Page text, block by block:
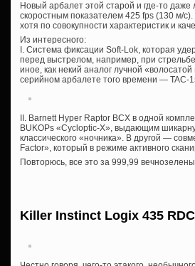
Новый арбалет этой старой и где-то
скоростным показателем 425 fps (130 м/
хотя по совокупности характеристик и
Из интересного:
I. Система фиксации Soft-Lok, которая
перед выстрелом, например, при
иное, как некий аналог лучной
серийном арбалете того времени — TAC-
II. Barnett Hyper Raptor BCX в одной
BUKOPs «Cycloptic-X», выдающим
классического «ночника». В другой —
Factor», который в режиме активного
Повторюсь, все это за 999,99
Killer Instinct Logix 435 RDC